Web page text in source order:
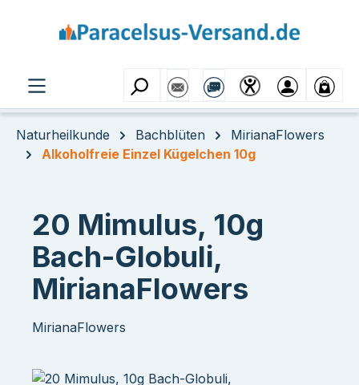
Naturheilkunde Bachblüten
MirianaFlowers
Alkoholfreie Einzel Kügelchen 10g
20 Mimulus, 10g
Bach-Globuli,
MirianaFlowers
MirianaFlowers